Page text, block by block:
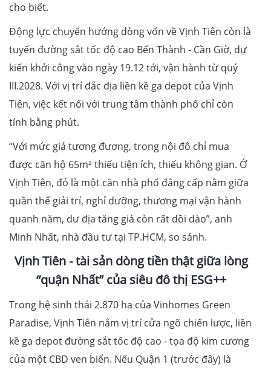
cho biết.
Động lực chuyển hướng dòng vốn về Vịnh Tiên còn là
tuyến đường sắt tốc độ cao Bến Thành - Cần Giờ, dự
kiến khởi công vào ngày 19.12 tới, vận hành từ quý
III.2028. Với vị trí đắc địa liền kề ga depot của Vịnh
Tiên, việc kết nối với trung tâm thành phố chỉ còn
tính bằng phút.
“Với mức giá tương đương, trong nội đô chỉ mua
được căn hộ 65m² thiếu tiện ích, thiếu không gian. Ở
Vịnh Tiên, đó là một căn nhà phố đẳng cấp nằm giữa
quần thể giải trí, nghỉ dưỡng, thương mại vận hành
quanh năm, dư địa tăng giá còn rất dồi dào”, anh
Minh Nhất, nhà đầu tư tại TP.HCM, so sánh.
Vịnh Tiên- tài sản dòng tiền thật giữa lòng
“quận Nhất” của siêu đô thị ESG++
Trong hệ sinh thái 2.870 ha của Vinhomes Green
Paradise, Vịnh Tiên nắm vị trí cửa ngõ chiến lược, liền
kề ga depot đường sắt tốc độ cao - tọa độ kim cương
của một CBD ven biển. Nếu Quận 1 (trước đây) là